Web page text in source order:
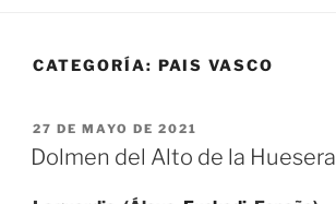
CATEGORÍA: PAIS VASCO
PUBLICADO
EL
27 DE MAYO DE 2021
Dolmen del Alto de la Huesera